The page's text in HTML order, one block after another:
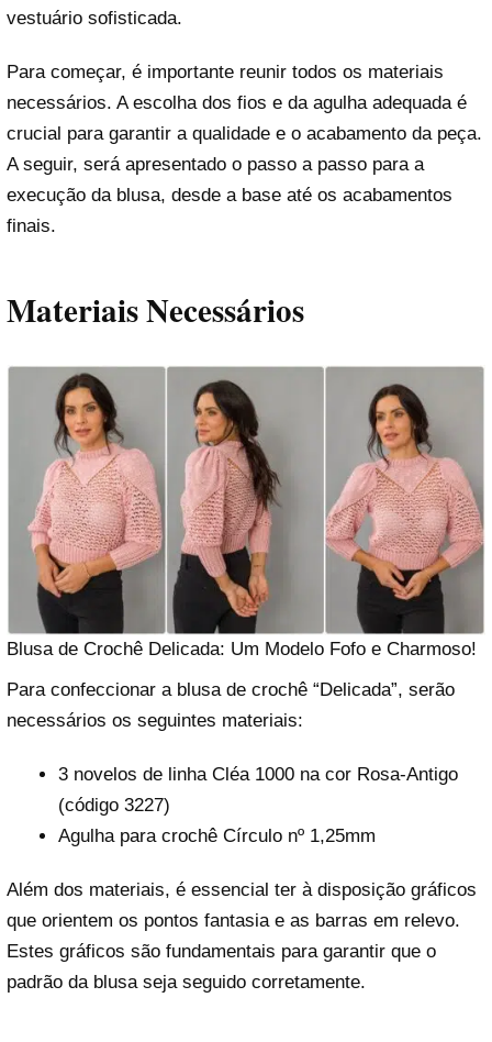
vestuário sofisticada.
Para começar, é importante reunir todos os materiais
necessários. A escolha dos fios e da agulha adequada é
crucial para garantir a qualidade e o acabamento da peça.
A seguir, será apresentado o passo a passo para a
execução da blusa, desde a base até os acabamentos
finais.
Materiais Necessários
Blusa de Crochê Delicada: Um Modelo Fofo e Charmoso!
Para confeccionar a blusa de crochê “Delicada”, serão
necessários os seguintes materiais:
3 novelos de linha Cléa 1000 na cor Rosa-Antigo
(código 3227)
Agulha para crochê Círculo nº 1,25mm
Além dos materiais, é essencial ter à disposição gráficos
que orientem os pontos fantasia e as barras em relevo.
Estes gráficos são fundamentais para garantir que o
padrão da blusa seja seguido corretamente.